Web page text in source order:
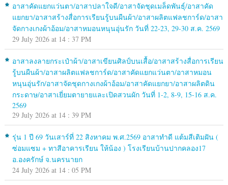
อาสาคัดแยกแว่นตา/อาสาปลาใจดี/อาสาจัดชุดเมล็ดพันธุ์/อาสาคัด
แยกยา/อาสาสร้างสื่อการเรียนรู้บนผืนผ้า/อาสาผลิตแฟลชการ์ด/อาสา
จัดกางเกงผ้าอ้อม/อาสาหมอนหนุนอุ่นรัก วันที่ 22-23, 29-30 ส.ค. 2569
29 July 2026 at 14 : 37 PM
อาสาลงลายกระเป๋าผ้า/อาสาเขียนศิลป์บนเสื้อ/อาสาสร้างสื่อการเรียน
รู้บนผืนผ้า/อาสาผลิตแฟลชการ์ด/อาสาคัดแยกแว่นตา/อาสาหมอน
หนุนอุ่นรัก/อาสาจัดชุดกางเกงผ้าอ้อม/อาสาคัดแยกยา/อาสาผลิตดิน
กระดาษ/อาสาเยี่ยมตายายและเปิดสวนผัก วันที่ 1-2, 8-9, 15-16 ส.ค.
2569
29 July 2026 at 14 : 39 PM
รุ่น 1 ปี 69 วันเสาร์ที่ 22 สิงหาคม พ.ศ.2569 อาสาทำดี แต้มสีเติมฝัน (
ซ่อมแซม + ทาสีอาคารเรียน ให้น้อง ) โรงเรียนบ้านปากคลอง17
อ.องครักษ์ จ.นครนายก
24 July 2026 at 14 : 05 PM